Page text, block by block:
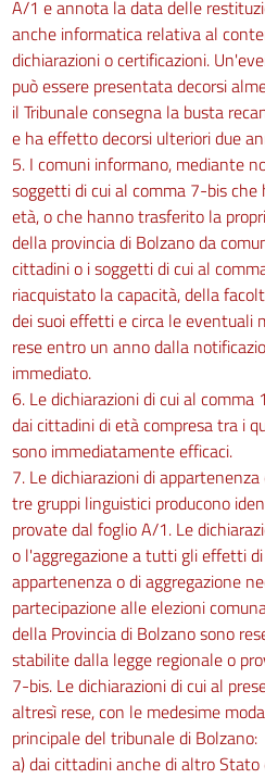
A/1 e annota la data delle
anche informatica relativa al
dichiarazioni o certificazioni.
può essere presentata decorsi
il Tribunale consegna la busta
e ha effetto decorsi ulteriori due
5. I comuni informano, mediante
soggetti di cui al comma 7-bis
età, o che hanno trasferito la
della provincia di Bolzano da
cittadini o i soggetti di cui al
riacquistato la capacità, della
dei suoi effetti e circa le eventuali
rese entro un anno dalla
immediato.
6. Le dichiarazioni di cui al comma
dai cittadini di età compresa tra i
sono immediatamente efficaci.
7. Le dichiarazioni di
tre gruppi linguistici producono
provate dal foglio A/1. Le
o l'aggregazione a tutti gli effetti
appartenenza o di aggregazione
partecipazione alle elezioni
della Provincia di Bolzano sono
stabilite dalla legge regionale o
7-bis. Le dichiarazioni di cui al
altresì rese, con le medesime
principale del tribunale di Bolzano:
a) dai cittadini anche di altro